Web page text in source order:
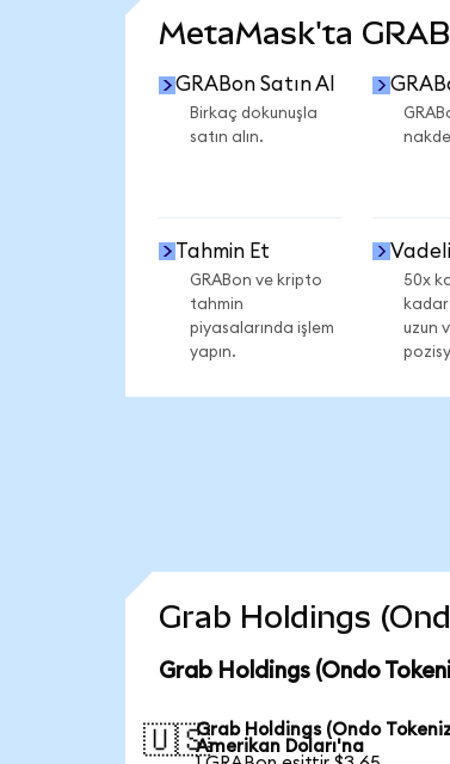
MetaMask'ta
GRABon Satın Al
Birkaç dokunuşla
satın alın.
Tahmin Et
GRABon ve kripto
tahmin
piyasalarında işlem
yapın.
50x
uzun
Grab Holdings
Grab Holdings (Ondo
🇺🇸Grab Holdings (Ondo
Amerikan Doları'na